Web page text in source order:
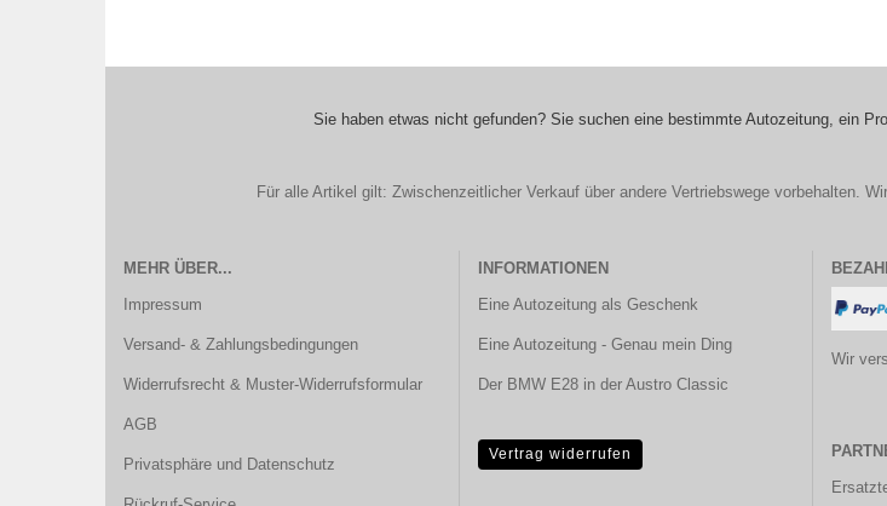
Sie haben etwas nicht gefunden? Sie suchen eine bestimmte Autozeitung, ein
Für alle Artikel gilt: Zwischenzeitlicher Verkauf über andere Vertriebswege vorbehalten.
MEHR ÜBER...
Impressum
Versand- & Zahlungsbedingungen
Widerrufsrecht & Muster-Widerrufsformular
AGB
Privatsphäre und Datenschutz
INFORMATIONEN
Eine Autozeitung als Geschenk
Eine Autozeitung - Genau mein Ding
Der BMW E28 in der Austro Classic
Vertrag widerrufen
Wir